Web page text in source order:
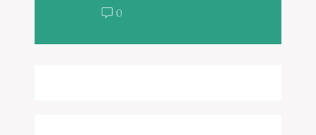
0